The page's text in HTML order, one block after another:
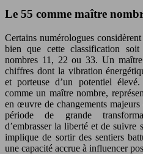
Le 55 comme maître
Certains numérologues
bien que cette classification
nombres 11, 22 ou 33. Un
chiffres dont la vibration
et porteuse d’un potentiel
comme un maître nombre,
en œuvre de changements
période de grande
d’embrasser la liberté et de suivre
implique de sortir des sentiers
une capacité accrue à influencer